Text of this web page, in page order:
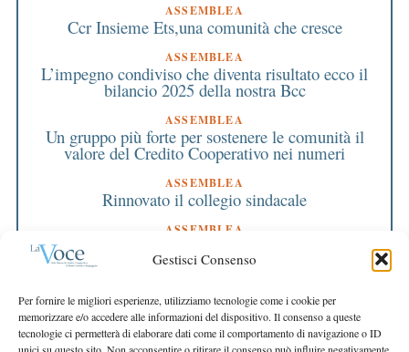
Gestisci Consenso
Per fornire le migliori esperienze, utilizziamo tecnologie come i cookie per
memorizzare e/o accedere alle informazioni del dispositivo. Il consenso a queste
tecnologie ci permetterà di elaborare dati come il comportamento di navigazione o ID
ASSEMBLEA
Ccr Insieme Ets,una comunità che cresce
ASSEMBLEA
L’impegno condiviso che diventa risultato ecco il
bilancio 2025 della nostra Bcc
ASSEMBLEA
Un gruppo più forte per sostenere le comunità il
valore del Credito Cooperativo nei numeri
ASSEMBLEA
Rinnovato il collegio sindacale
ASSEMBLEA
Bilancio approvato all’unanimità e 2 milioni
destinati al territorio
EDITORIALE DIRETTORE
Crescere restando riconoscibili
EDITORIALE PRESIDENTE